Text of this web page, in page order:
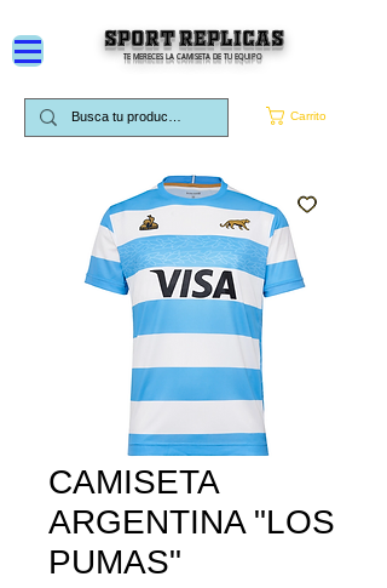
Carrito
SPORT REPLICAS
TE MERECES LA CAMISETA DE TU EQUIPO
CAMISETA
ARGENTINA "LOS
PUMAS"